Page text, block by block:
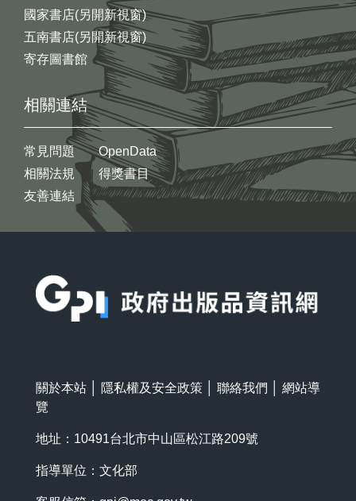
國家書店(另開新視窗)
五南書店(另開新視窗)
寄存圖書館
相關連結
常見問題
相關法規
友善連結
OpenData
得獎書目
關於本站 隱私權及安全政策 聯絡我們
網站導
覽
地址：10491台北市中山區松江路209號
指導單位：文化部